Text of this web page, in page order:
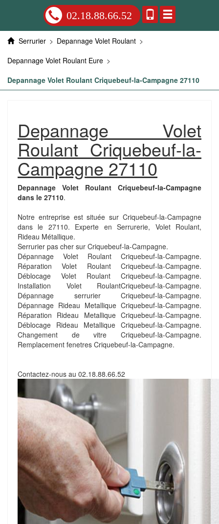
02.18.88.66.52
Serrurier > Depannage Volet Roulant >
Depannage Volet Roulant Eure >
Depannage Volet Roulant Criquebeuf-la-Campagne 27110
Depannage Volet
Roulant Criquebeuf-la-
Campagne 27110
Depannage Volet Roulant Criquebeuf-la-Campagne
dans le 27110.
Notre entreprise est située sur Criquebeuf-la-Campagne
dans le 27110. Experte en Serrurerie, Volet Roulant,
Rideau Métallique.
Serrurier pas cher sur Criquebeuf-la-Campagne.
Dépannage Volet Roulant Criquebeuf-la-Campagne.
Réparation Volet Roulant Criquebeuf-la-Campagne.
Déblocage Volet Roulant Criquebeuf-la-Campagne.
Installation Volet RoulantCriquebeuf-la-Campagne.
Dépannage serrurier Criquebeuf-la-Campagne.
Dépannage Rideau Metallique Criquebeuf-la-Campagne.
Réparation Rideau Metallique Criquebeuf-la-Campagne.
Déblocage Rideau Metallique Criquebeuf-la-Campagne.
Changement de vitre Criquebeuf-la-Campagne.
Remplacement fenetres Criquebeuf-la-Campagne.
Contactez-nous au 02.18.88.66.52